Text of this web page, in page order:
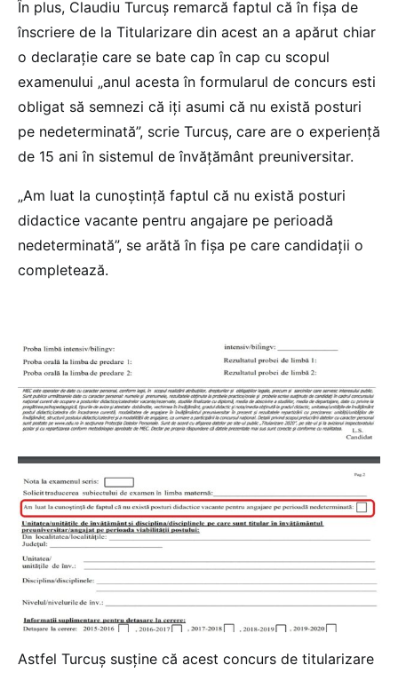
În plus, Claudiu Turcuș remarcă faptul că în fișa de
înscriere de la Titularizare din acest an a apărut chiar
o declarație care se bate cap în cap cu scopul
examenului „anul acesta în formularul de concurs esti
obligat să semnezi că iţi asumi că nu există posturi
pe nedeterminată”, scrie Turcuș, care are o experiență
de 15 ani în sistemul de învățământ preuniversitar.
„Am luat la cunoștință faptul că nu există posturi
didactice vacante pentru angajare pe perioadă
nedeterminată”, se arătă în fișa pe care candidații o
completează.
Astfel Turcuș susține că acest concurs de titularizare